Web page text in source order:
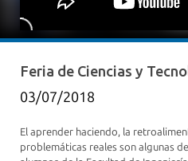
Feria de Ciencias y
03/07/2018
El aprender haciendo, la
problemáticas reales son algunas